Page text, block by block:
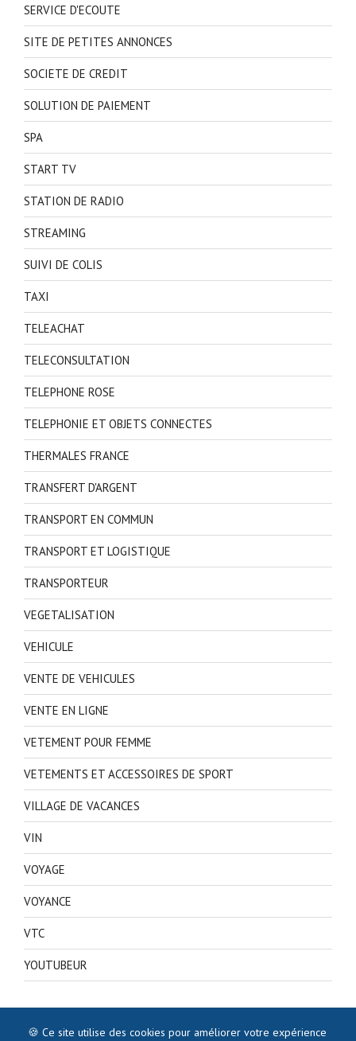
SERVICE D'ECOUTE
SITE DE PETITES ANNONCES
SOCIETE DE CREDIT
SOLUTION DE PAIEMENT
SPA
START TV
STATION DE RADIO
STREAMING
SUIVI DE COLIS
TAXI
TELEACHAT
TELECONSULTATION
TELEPHONE ROSE
TELEPHONIE ET OBJETS CONNECTES
THERMALES FRANCE
TRANSFERT D'ARGENT
TRANSPORT EN COMMUN
TRANSPORT ET LOGISTIQUE
TRANSPORTEUR
VEGETALISATION
VEHICULE
VENTE DE VEHICULES
VENTE EN LIGNE
VETEMENT POUR FEMME
VETEMENTS ET ACCESSOIRES DE SPORT
VILLAGE DE VACANCES
VIN
VOYAGE
VOYANCE
VTC
YOUTUBEUR
🍪 Ce site utilise des cookies pour améliorer votre expérience